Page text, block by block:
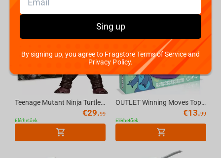
Lady Bag and Cat Noir
Hazbin Hotel
Teenage Mutant Ninja Turtles (P. Punchers) Bebop 5in Action Figure with Comic McFarla...
€29.99
Elérhetőek
OUTLET Winning Moves Top Trumps Match - Stitch Multilingual Board Game
€13.99
Elérhetőek
Sing up
By signing up, you agree to Fragstore Terms of Service and
Privacy Policy.